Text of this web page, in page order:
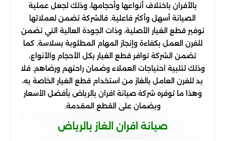
بالأفران باختلاف أنواعها وأحجامها، وذلك لجعل عملية
الصيانة أسهل وأكثر فاعلية. فالشركة تضمن لعملائها
توفير قطع الغيار الأصلية، وذات الجودة العالية التي تضمن
للفرن العمل بكفاءة وإنجاز المهام المطلوبة بسلاسة. كما
تضمن الشركة توافر قطع الغيار بكل الأحجام والأنواع،
وذلك لتلبية احتياجات العملاء وضمان راحتهم ورضاهم. فلا
بد للفرن العامل بالغاز من استخدام قطع الغيار الخاصة به،
وهذا ما توفره شركة صيانة افران بالرياض بأفضل الأسعار
وبضمان على القطع المقدمة.
صيانة افران الغاز بالرياض